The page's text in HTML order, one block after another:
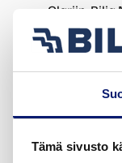
Tämä sivusto
Olariin. Bilia
palvelee
Huolto
la suljettu